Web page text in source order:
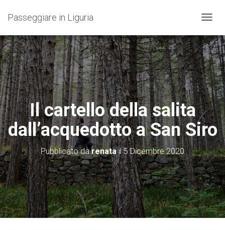
Passeggiare in Liguria
A
V
I
G
A
Z
I
O
N
E
T
O
G
G
L
E
Il cartello della salita
dall’acquedotto a San Siro
Pubblicato darenatail5 Dicembre 2020